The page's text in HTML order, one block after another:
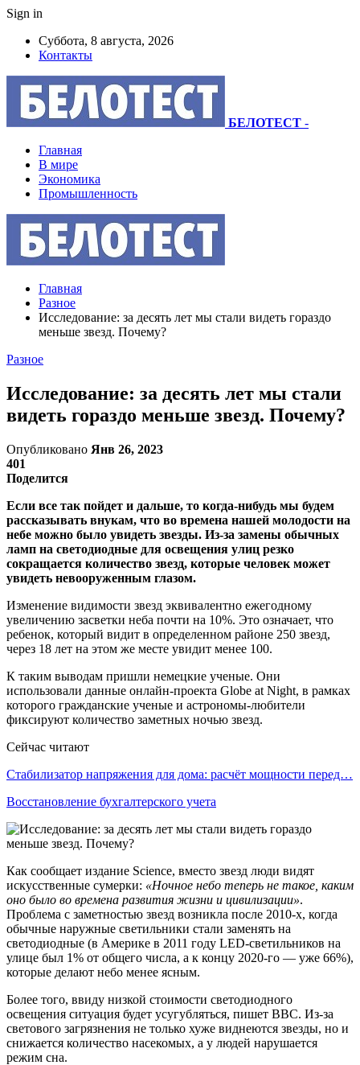
Sign in
Суббота, 8 августа, 2026
Контакты
БЕЛОТЕСТ -
Главная
В мире
Экономика
Промышленность
Главная
Разное
Исследование: за десять лет мы стали видеть гораздо
меньше звезд. Почему?
Разное
Исследование: за десять лет мы стали
видеть гораздо меньше звезд. Почему?
Опубликовано Янв 26, 2023
401
Поделится
Если все так пойдет и дальше, то когда-нибудь мы будем
рассказывать внукам, что во времена нашей молодости на
небе можно было увидеть звезды. Из-за замены обычных
ламп на светодиодные для освещения улиц резко
сокращается количество звезд, которые человек может
увидеть невооруженным глазом.
Изменение видимости звезд эквивалентно ежегодному
увеличению засветки неба почти на 10%. Это означает, что
ребенок, который видит в определенном районе 250 звезд,
через 18 лет на этом же месте увидит менее 100.
К таким выводам пришли немецкие ученые. Они
использовали данные онлайн-проекта Globe at Night, в рамках
которого гражданские ученые и астрономы-любители
фиксируют количество заметных ночью звезд.
Сейчас читают
Стабилизатор напряжения для дома: расчёт мощности перед…
Восстановление бухгалтерского учета
Как сообщает издание Science, вместо звезд люди видят
искусственные сумерки: «Ночное небо теперь не такое, каким
оно было во времена развития жизни и цивилизации».
Проблема с заметностью звезд возникла после 2010-х, когда
обычные наружные светильники стали заменять на
светодиодные (в Америке в 2011 году LED-светильников на
улице был 1% от общего числа, а к концу 2020-го — уже 66%),
которые делают небо менее ясным.
Более того, ввиду низкой стоимости светодиодного
освещения ситуация будет усугубляться, пишет BBC. Из-за
светового загрязнения не только хуже виднеются звезды, но и
снижается количество насекомых, а у людей нарушается
режим сна.